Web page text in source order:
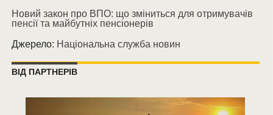
Новий закон про ВПО: що зміниться для отримувачів
пенсії та майбутніх пенсіонерів
Джерело: Національна служба новин
ВІД ПАРТНЕРІВ